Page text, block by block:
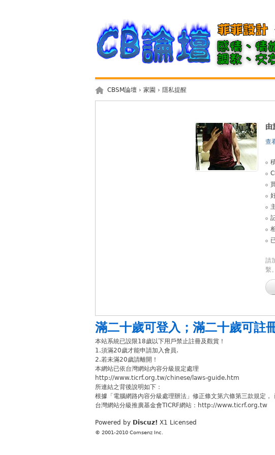
CBSM論壇 › 家園 › 隱私提醒
由
查
請
繫。
滿二十歲可登入 ； 滿二十歲可註
本站系統已設限18歲以下用戶禁止註冊及觀賞！
1.須滿20歲才能申請加入會員.
2.若未滿20歲請離開！
本網站已依台灣網站內容分級規定處理
http://www.ticrf.org.tw/chinese/laws-guide.htm
所連結之背後說明如下：
根據「電腦網路內容分級處理辦法」修正條文第六條第三款規定
台灣網站分級推廣基金會TICRF網站：http://www.ticrf.org.tw
Powered by Discuz! X1 Licensed
© 2001-2010 Comsenz Inc.